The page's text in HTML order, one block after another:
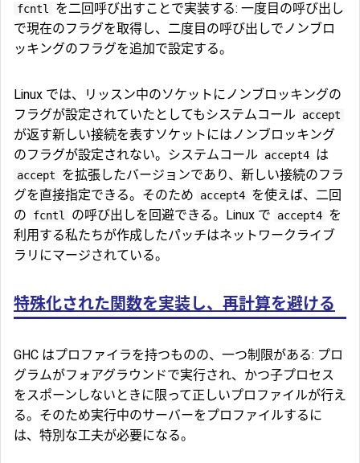
fcntl
を二回呼び出すことで実装する: 一度目の呼び出し
で現在のフラグを取得し、二度目の呼び出しでノンブロ
ッキングのフラグを追加で設定する。
Linux では、リッスン中のソケットにノンブロッキングの
フラグが設定されていたとしてもシステムコール
accept
が返す新しい接続を表すソケットにはノンブロッキング
のフラグが設定されない。システムコール
accept4 は
accept
を拡張したバージョンであり、新しい接続のフラ
グを直接指定できる。そのため
accept4 を使えば、二回
の
fcntl の呼び出しを回避できる。Linux で accept4 を
利用する私たちが作成したパッチはネットワークライブ
ラリにマージされている。
特殊化された関数を実装し、再計算を避ける
GHC はプロファイラを持つものの、一つ制限がある: プロ
グラムがフォアグラウンドで実行され、かつ子プロセス
をスポーンしないときに限って正しいプロファイルが行え
る。そのため実行中のサーバーをプロファイルするに
は、特別な工夫が必要になる。